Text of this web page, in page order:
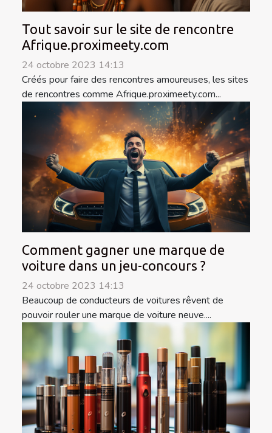
Tout savoir sur le site de rencontre
Afrique.proximeety.com
24 octobre 2023 14:13
Créés pour faire des rencontres amoureuses, les sites
de rencontres comme Afrique.proximeety.com...
Comment gagner une marque de
voiture dans un jeu-concours ?
24 octobre 2023 14:13
Beaucoup de conducteurs de voitures rêvent de
pouvoir rouler une marque de voiture neuve....